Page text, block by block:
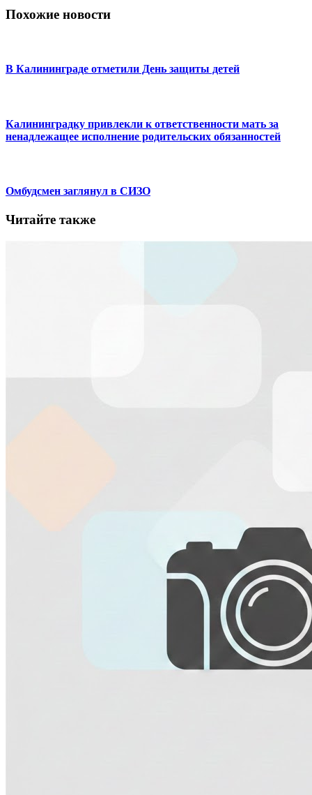
Похожие новости
В Калининграде отметили День защиты детей
Калининградку привлекли к ответственности мать за
ненадлежащее исполнение родительских обязанностей
Омбудсмен заглянул в СИЗО
Читайте также